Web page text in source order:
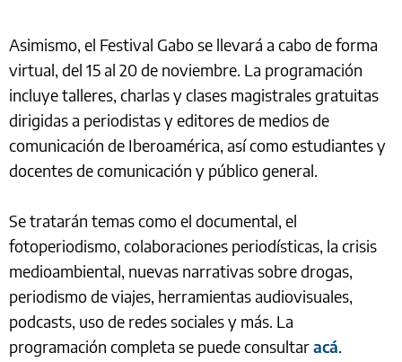
Asimismo, el Festival Gabo se llevará a cabo de forma
virtual, del 15 al 20 de noviembre. La programación
incluye talleres, charlas y clases magistrales gratuitas
dirigidas a periodistas y editores de medios de
comunicación de Iberoamérica, así como estudiantes y
docentes de comunicación y público general.
Se tratarán temas como el documental, el
fotoperiodismo, colaboraciones periodísticas, la crisis
medioambiental, nuevas narrativas sobre drogas,
periodismo de viajes, herramientas audiovisuales,
podcasts, uso de redes sociales y más. La
programación completa se puede consultaracá.